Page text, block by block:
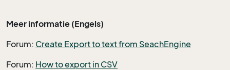
Meer informatie (Engels)
Forum: Create Export to text from SeachEngine
Forum: How to export in CSV